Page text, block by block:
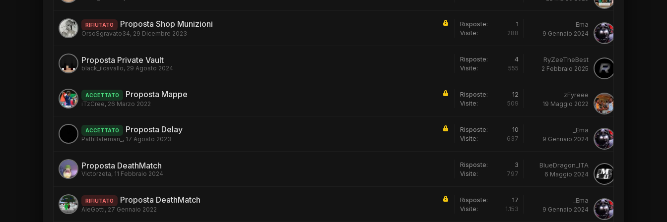
RIFIUTATO Proposta Shop Munizioni
OrsoSgravato34, 29 Dicembre 2023
Risposte: 1
Visite: 288
_Ema
9 Gennaio 2024
Proposta Private Vault
black_ilcavallo, 29 Agosto 2024
Risposte: 4
Visite: 555
RyZeeTheBest
2 Febbraio 2025
ACCETTATO Proposta Mappe
iTzCree, 26 Marzo 2022
Risposte: 12
Visite: 509
zFyreee
19 Maggio 2022
ACCETTATO Proposta Delay
PathBateman_ , 17 Agosto 2023
Risposte: 10
Visite: 637
_Ema
9 Gennaio 2024
Proposta DeathMatch
Victorzeta, 11 Febbraio 2024
Risposte: 3
Visite: 797
BlueDragon_ITA
6 Maggio 2024
RIFIUTATO Proposta DeathMatch
AleGotti, 27 Gennaio 2022
Risposte: 17
Visite: 1.153
_Ema
9 Gennaio 2024